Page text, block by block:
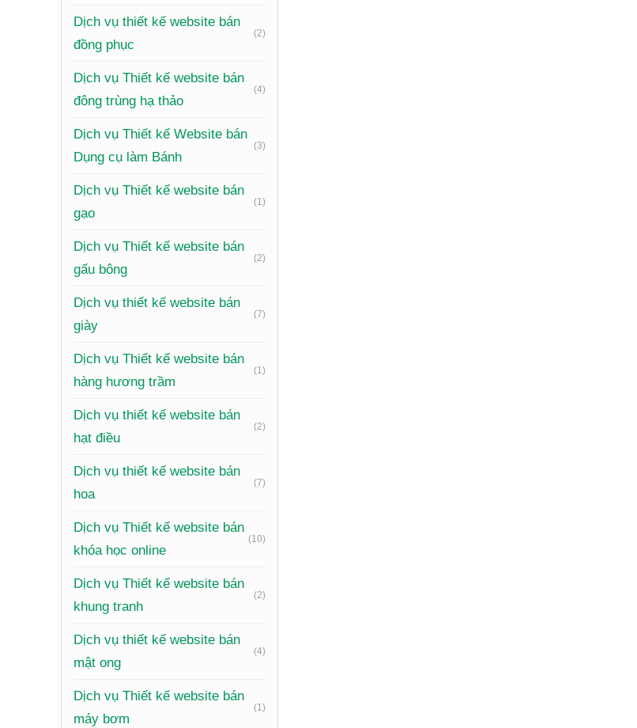
Dịch vụ thiết kế website bán
đồng phục
(2)
Dịch vụ Thiết kế website bán
đông trùng hạ thảo
(4)
Dịch vụ Thiết kế Website bán
Dụng cụ làm Bánh
(3)
Dịch vụ Thiết kế website bán
gạo
(1)
Dịch vụ Thiết kế website bán
gấu bông
(2)
Dịch vụ thiết kế website bán
giày
(7)
Dịch vụ Thiết kế website bán
hàng hương trầm
(1)
Dịch vụ thiết kế website bán
hạt điều
(2)
Dịch vụ thiết kế website bán
hoa
(7)
Dịch vụ Thiết kế website bán
khóa học online
(10)
Dịch vụ Thiết kế website bán
khung tranh
(2)
Dịch vụ thiết kế website bán
mật ong
(4)
Dịch vụ Thiết kế website bán
máy bơm
(1)